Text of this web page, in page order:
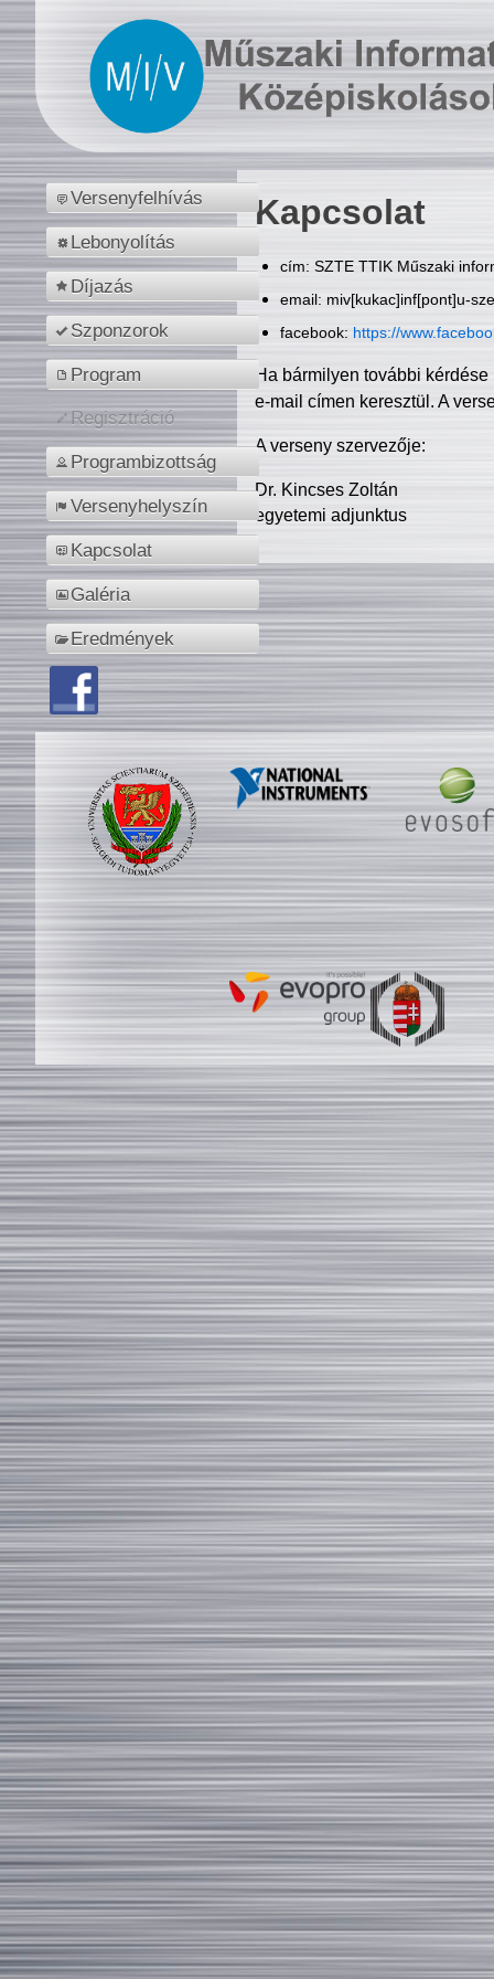
Versenyfelhívás
Lebonyolítás
Díjazás
Szponzorok
Program
Regisztráció
Programbizottság
Versenyhelyszín
Kapcsolat
Galéria
Eredmények
Kapcsolat
cím: SZTE TTIK Műszaki
email: miv[kukac]inf[pont]u-
facebook: https://
Ha bármilyen további
e-mail címen keresztül. A
A verseny szervezője:
Dr. Kincses Zoltán
egyetemi adjunktus